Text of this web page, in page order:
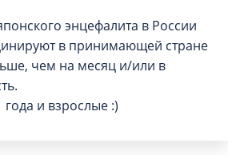
энцефалита в России
в принимающей стране
чем на месяц и/или в
и взрослые :)